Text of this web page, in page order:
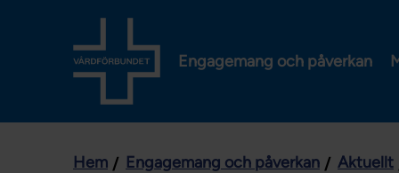
Engagemang och påverkan
Hem Engagemang och påverkan Aktuellt